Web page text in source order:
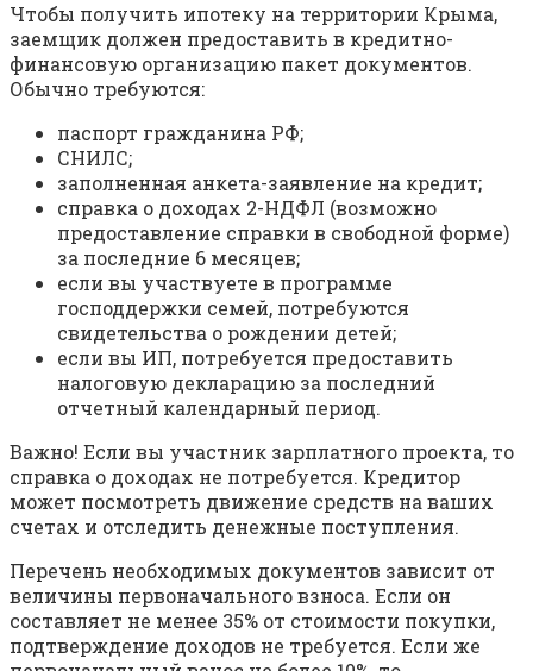
Чтобы получить ипотеку на территории Крыма,
заемщик должен предоставить в кредитно-
финансовую организацию пакет документов.
Обычно требуются:
паспорт гражданина РФ;
СНИЛС;
заполненная анкета-заявление на кредит;
справка о доходах 2-НДФЛ (возможно
предоставление справки в свободной форме)
за последние 6 месяцев;
если вы участвуете в программе
господдержки семей, потребуются
свидетельства о рождении детей;
если вы ИП, потребуется предоставить
налоговую декларацию за последний
отчетный календарный период.
Важно! Если вы участник зарплатного проекта, то
справка о доходах не потребуется. Кредитор
может посмотреть движение средств на ваших
счетах и отследить денежные поступления.
Перечень необходимых документов зависит от
величины первоначального взноса. Если он
составляет не менее 35% от стоимости покупки,
подтверждение доходов не требуется. Если же